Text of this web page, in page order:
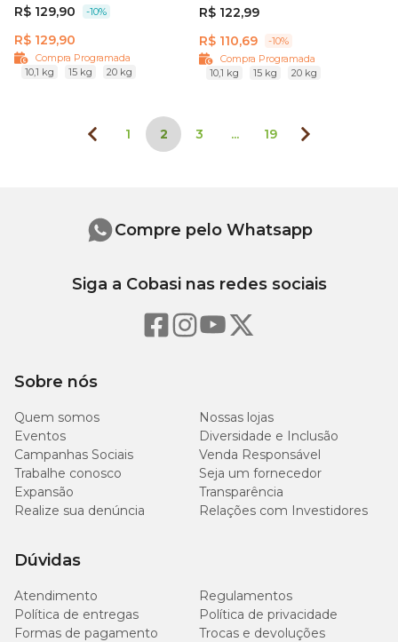
R$ 129,90 -10%
R$ 129,90
Compra Programada
10,1 kg
15 kg 20 kg
R$ 122,99
R$ 110,69
-10%
Compra Programada
10,1 kg
15 kg 20 kg
1 2 3 ... 19
Sobre nós
Quem somos
Nossas lojas
Eventos
Diversidade e Inclusão
Campanhas Sociais
Venda Responsável
Trabalhe conosco
Seja um fornecedor
Expansão
Transparência
Realize sua denúncia
Relações com Investidores
Dúvidas
Atendimento
Regulamentos
Política de entregas
Política de privacidade
Formas de pagamento
Trocas e devoluções
Compre pelo Whatsapp
Siga a Cobasi nas redes sociais